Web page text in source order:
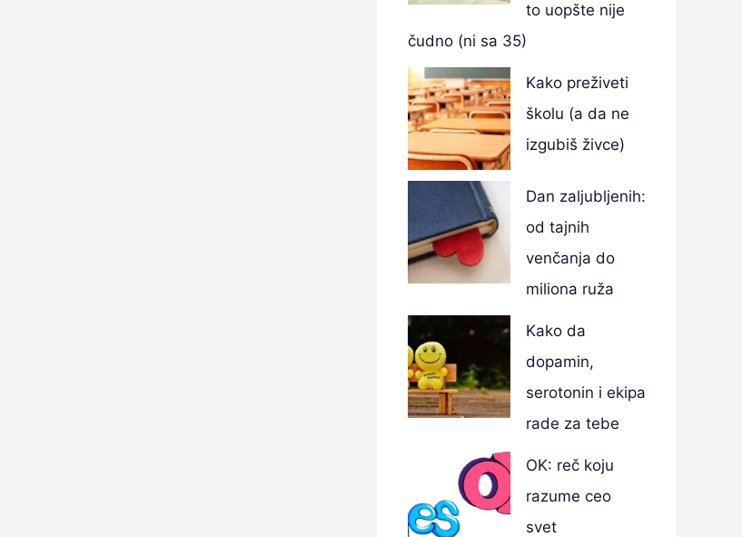
to uopšte nije
čudno (ni sa 35)
Kako preživeti
školu (a da ne
izgubiš živce)
Dan zaljubljenih:
od tajnih
venčanja do
miliona ruža
Kako da
dopamin,
serotonin i ekipa
rade za tebe
OK: reč koju
razume ceo
svet